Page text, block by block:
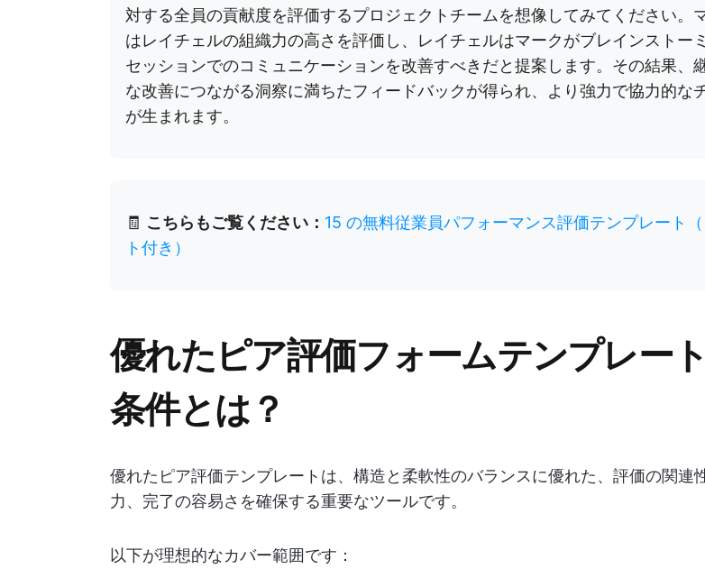
対する全員の貢献度を評価するプロジェクトチームを想像してみてください。
はレイチェルの組織力の高さを評価し、レイチェルはマークがブレインストー
セッションでのコミュニケーションを改善すべきだと提案します。その結果、
な改善につながる洞察に満ちたフィードバックが得られ、より強力で協力的な
が生まれます。
🧾 こちらもご覧ください： 15 の無料従業員パフォーマンス評価テンプレート
ト付き）
優れたピア評価フォームテンプレー
条件とは？
優れたピア評価テンプレートは、構造と柔軟性のバランスに優れた、評価の関連
力、完了の容易さを確保する重要なツールです。
以下が理想的なカバー範囲です：